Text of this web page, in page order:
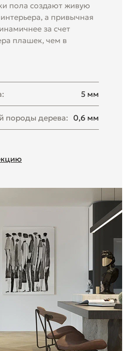
пола создают живую
а привычная
за счет
плашек, чем в
5 мм
породы дерева: 0,6 мм